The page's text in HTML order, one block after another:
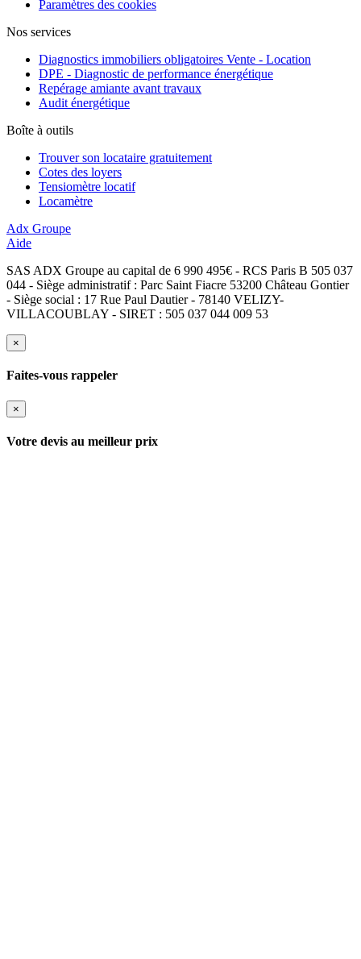
Paramètres des cookies
Nos services
Diagnostics immobiliers obligatoires Vente - Location
DPE - Diagnostic de performance énergétique
Repérage amiante avant travaux
Audit énergétique
Boîte à outils
Trouver son locataire gratuitement
Cotes des loyers
Tensiomètre locatif
Locamètre
Adx Groupe
Aide
SAS ADX Groupe au capital de 6 990 495€ - RCS Paris B 505 037
044 - Siège administratif : Parc Saint Fiacre 53200 Château Gontier
- Siège social : 17 Rue Paul Dautier - 78140 VELIZY-
VILLACOUBLAY - SIRET : 505 037 044 009 53
×
Faites-vous rappeler
×
Votre devis au meilleur prix